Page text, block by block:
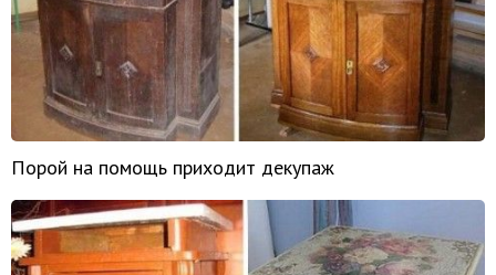
Порой на помощь приходит декупаж